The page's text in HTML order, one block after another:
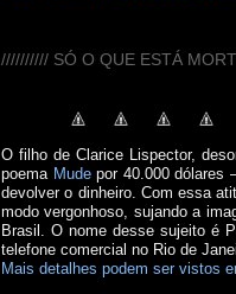
////////// SÓ O QUE ESTÁ
O filho de Clarice Lispector,
poema Mudepor 40.000 dólares
devolver o dinheiro. Com essa
modo vergonhoso, sujando a
Brasil. O nome desse sujeito é
telefone comercial no Rio de
Mais detalhes podem ser vistos